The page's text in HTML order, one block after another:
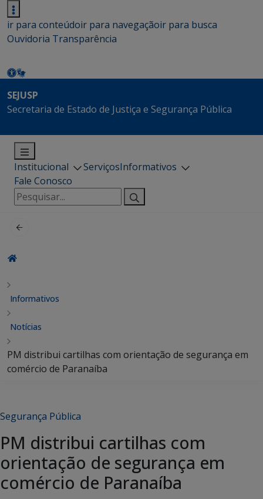
ir para conteúdoir para navegaçãoir para busca
Ouvidoria Transparência
SEJUSP
Secretaria de Estado de Justiça e Segurança Pública
Institucional ServiçosInformativos
Fale Conosco
Pesquisar
por:
Informativos
Notícias
PM distribui cartilhas com orientação de segurança em
comércio de Paranaíba
Segurança Pública
PM distribui cartilhas com
orientação de segurança em
comércio de Paranaíba